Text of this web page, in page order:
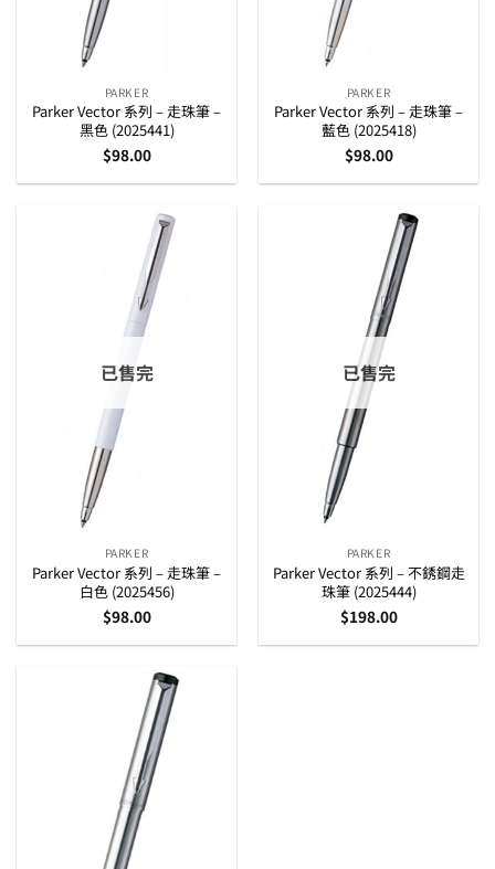
PARKER
Parker Vector 系列 – 走珠筆 –
黑色 (2025441)
$98.00
PARKER
Parker Vector 系列 – 走珠筆 –
藍色 (2025418)
$98.00
已售完
PARKER
Parker Vector 系列 – 走珠筆 –
白色 (2025456)
$98.00
已售完
PARKER
Parker Vector 系列 – 不銹鋼走
珠筆 (2025444)
$198.00